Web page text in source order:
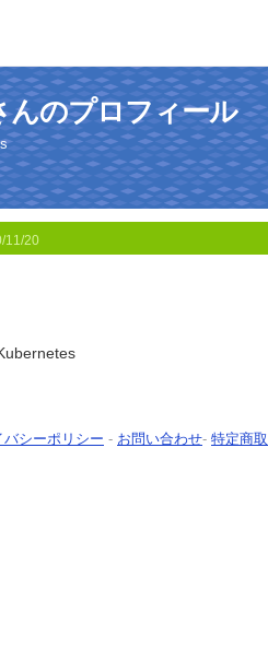
のプロフィール
11/20
バシーポリシー - お問い合わせ- 特定商